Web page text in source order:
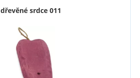
dřevěné srdce 011